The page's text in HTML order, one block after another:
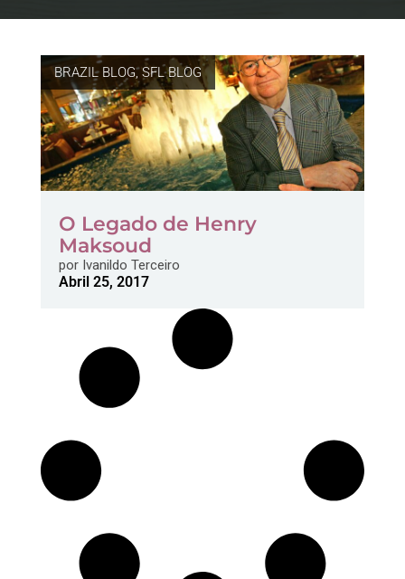
BRAZIL BLOG,SFL BLOG
O Legado de Henry
Maksoud
porIvanildo Terceiro
Abril 25, 2017